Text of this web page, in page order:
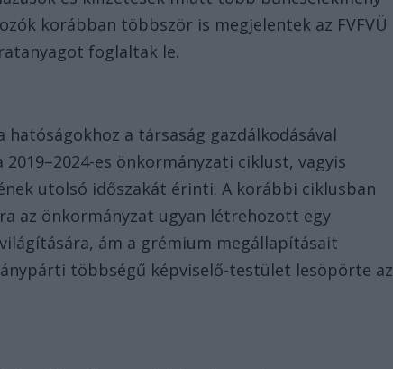
korábban többször is megjelentek az FVFVÜ
foglaltak le.
a társaság gazdálkodásával
es önkormányzati ciklust, vagyis
utolsó időszakát érinti. A korábbi ciklusban
az önkormányzat ugyan létrehozott egy
ám a grémium megállapításait
többségű képviselő-testület lesöpörte az